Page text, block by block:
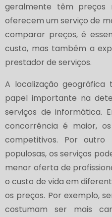
geralmente têm preços
oferecem um serviço de
comparar preços, é
custo, mas também a
prestador de serviços.
A localização geográfica
papel importante na
serviços de informática.
concorrência é maior,
competitivos. Por outro
populosas, os serviços
menor oferta de
o custo de vida em
os preços. Por exemplo,
costumam ser mais